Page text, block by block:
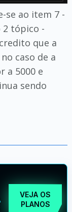
se ao item 7 -
2 tópico -
que a
caso de a
a 5000 e
sendo
VEJA OS
PLANOS